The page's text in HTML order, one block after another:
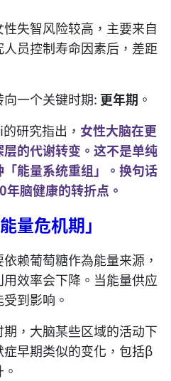
失智风险较高，主要来自
员控制寿命因素后，差距
一个关键时期: 更年期 。
研究指出， 女性大脑在更
的代谢转变。这不是单纯
能量系统重组」。换句话
脑健康的转折点。
量危机期」
赖葡萄糖作為能量来源，
效率会下降。当能量供应
到影响。
，大脑某些区域的活动下
早期类似的变化，包括β